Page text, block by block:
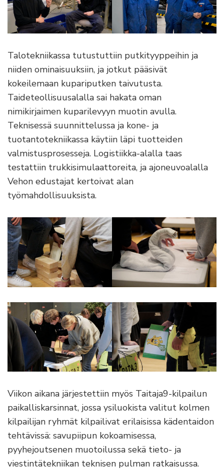
Talotekniikassa tutustuttiin putkityyppeihin ja
niiden ominaisuuksiin, ja jotkut pääsivät
kokeilemaan kupariputken taivutusta.
Taideteollisuusalalla sai hakata oman
nimikirjaimen kuparilevyyn muotin avulla.
Teknisessä suunnittelussa ja kone- ja
tuotantotekniikassa käytiin läpi tuotteiden
valmistusprosesseja. Logistiikka-alalla taas
testattiin trukkisimulaattoreita, ja ajoneuvoalalla
Vehon edustajat kertoivat alan
työmahdollisuuksista.
Viikon aikana järjestettiin myös Taitaja9-kilpailun
paikalliskarsinnat, jossa ysiluokista valitut kolmen
kilpailijan ryhmät kilpailivat erilaisissa kädentaidon
tehtävissä: savupiipun kokoamisessa,
pyyhejoutsenen muotoilussa sekä tieto- ja
viestintätekniikan teknisen pulman ratkaisussa.